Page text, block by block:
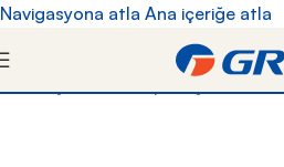
Navigasyona atla Ana içeriğe atla
garantili Gree klimalara
sahip